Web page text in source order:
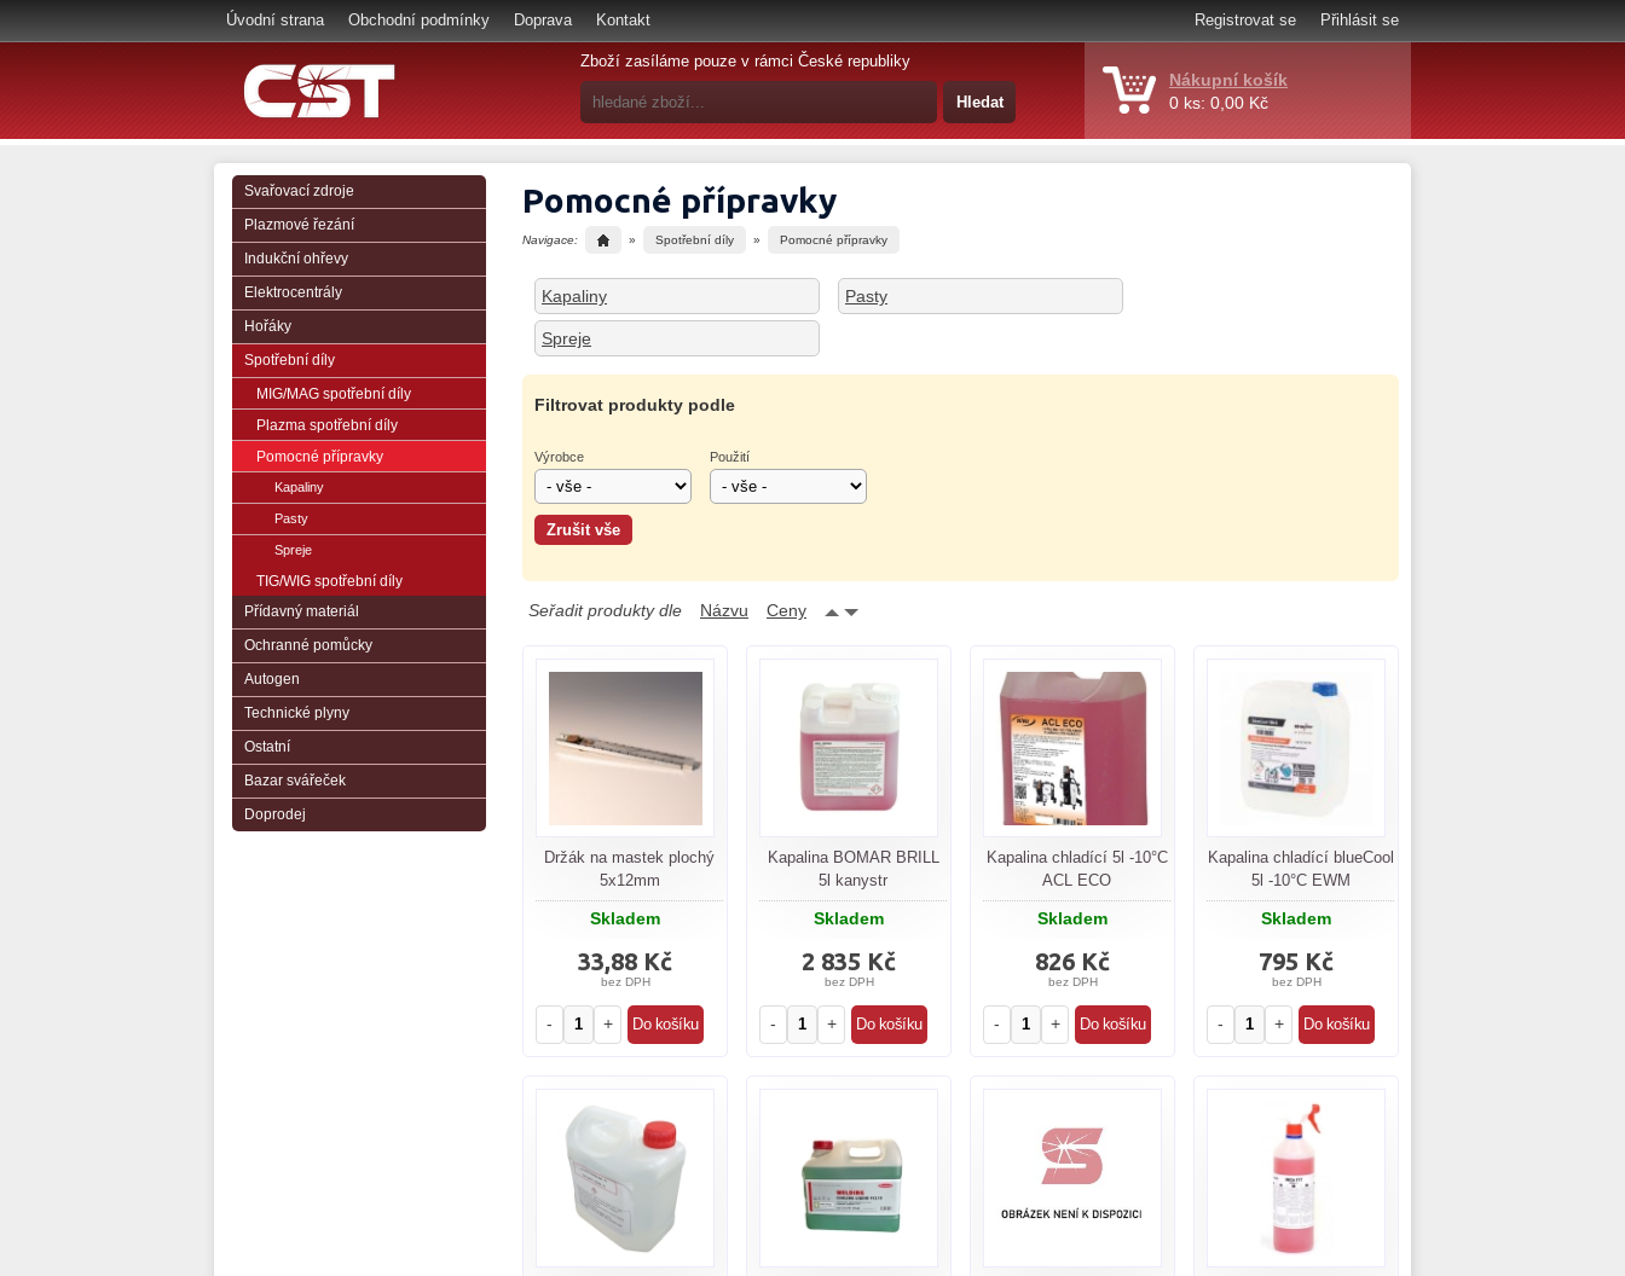
Úvodní strana Obchodní podmínky Doprava Kontakt Registrovat se Přihlásit se
Zboží zasíláme pouze v rámci České republiky
Nákupní košík
0 ks: 0,00 Kč
Svařovací zdroje
Plazmové řezání
Indukční ohřevy
Elektrocentrály
Hořáky
Spotřební díly
MIG/MAG spotřební díly
Plazma spotřební díly
Pomocné přípravky
Kapaliny
Pasty
Spreje
TIG/WIG spotřební díly
Přídavný materiál
Ochranné pomůcky
Autogen
Technické plyny
Ostatní
Bazar svářeček
Doprodej
Pomocné přípravky
Navigace: » Spotřební díly » Pomocné přípravky
Kapaliny Pasty
Spreje
Filtrovat produkty podle
Výrobce Použití
Seřadit produkty dle Názvu Ceny
Držák na mastek plochý
5x12mm
Skladem
33,88 Kč
bez DPH
- +
Kapalina BOMAR BRILL
5l kanystr
Skladem
2 835 Kč
bez DPH
- +
Kapalina chladící 5l -10°C
ACL ECO
Skladem
826 Kč
bez DPH
- +
Kapalina chladící blueCool
5l -10°C EWM
Skladem
795 Kč
bez DPH
- +